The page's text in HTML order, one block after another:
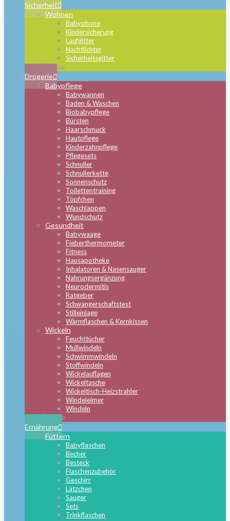
Sicherheit
Wohnen
Babyphone
Kindersicherung
Laufgitter
Nachtlichter
Sicherheitsgitter
Close
Drogerie
Babypflege
Babywannen
Baden & Waschen
Biobabypflege
Bürsten
Haarschmuck
Hautpflege
Kinderzahnpflege
Pflegesets
Schnuller
Schnullerkette
Sonnenschutz
Toilettentraining
Töpfchen
Waschlappen
Wundschutz
Gesundheit
Babywaage
Fieberthermometer
Fitness
Hausapotheke
Inhalatoren & Nasensauger
Nahrungsergänzung
Neurodermitis
Ratgeber
Schwangerschaftstest
Stilleinlage
Wärmflaschen & Kernkissen
Wickeln
Feuchttücher
Mullwindeln
Schwimmwindeln
Stoffwindeln
Wickelauflagen
Wickeltasche
Wickeltisch-Heizstrahler
Windeleimer
Windeln
Close
Ernährung
Füttern
Babyflaschen
Becher
Besteck
Flaschenzubehör
Geschirr
Lätzchen
Sauger
Sets
Trinkflaschen